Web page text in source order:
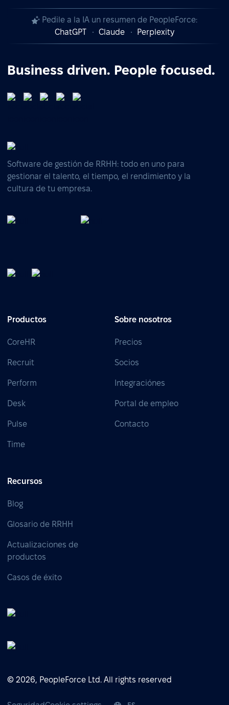
Pedile a la IA un resumen de PeopleForce:
ChatGPT
Claude Perplexity
Business driven. People focused.
Software de gestión de RRHH: todo en uno para
gestionar el talento, el tiempo, el rendimiento y la
cultura de tu empresa.
Productos
CoreHR
Recruit
Perform
Desk
Pulse
Time
Sobre nosotros
Precios
Socios
Integraciónes
Portal de empleo
Contacto
Recursos
Blog
Glosario de RRHH
Actualizaciones de
productos
Casos de éxito
© 2026, PeopleForce Ltd. All rights reserved